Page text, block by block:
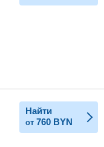
Найти
от 760 BYN